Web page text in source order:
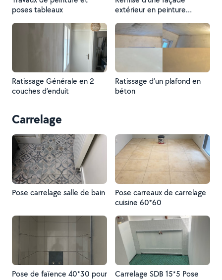
poses tableaux
extérieur en peinture
D2/D3)
Ratissage Générale en 2
couches d’enduit
Ratissage d’un plafond en
béton
Carrelage
Pose carrelage salle de bain
Pose carreaux de carrelage
cuisine 60*60
Pose de faïence 40*30 pour
Carrelage SDB 15*5 Pose